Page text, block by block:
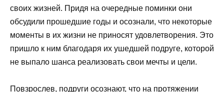
своих жизней. Придя на очередные поминки они
обсудили прошедшие годы и осознали, что некоторые
моменты в их жизни не приносят удовлетворения. Это
пришло к ним благодаря их ушедшей подруге, которой
не выпало шанса реализовать свои мечты и цели.
Повзрослев, подруги осознают, что на протяжении